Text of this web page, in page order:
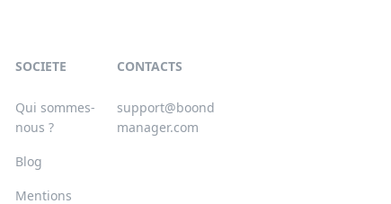
SOCIETE
Qui sommes-
nous ?
Blog
Mentions
CONTACTS
support@boond
manager.com